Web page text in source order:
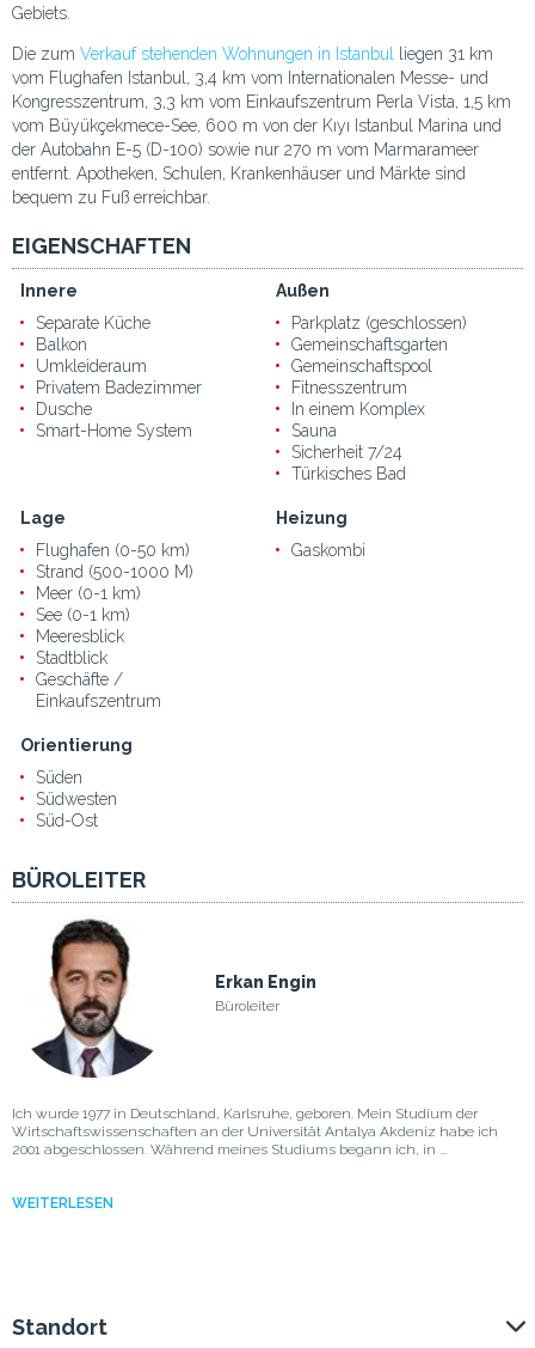
Gebiets.
Die zum Verkauf stehenden Wohnungen in Istanbul
liegen 31 km
vom Flughafen Istanbul, 3,4 km vom Internationalen Messe- und
Kongresszentrum, 3,3 km vom Einkaufszentrum Perla Vista, 1,5 km
vom Büyükçekmece-See, 600 m von der Kıyı Istanbul Marina und
der Autobahn E-5 (D-100) sowie nur 270 m vom Marmarameer
entfernt. Apotheken, Schulen, Krankenhäuser und Märkte sind
bequem zu Fuß erreichbar.
EIGENSCHAFTEN
Innere
Separate Küche
Balkon
Umkleideraum
Privatem Badezimmer
Dusche
Smart-Home System
Außen
Parkplatz (geschlossen)
Gemeinschaftsgarten
Gemeinschaftspool
Fitnesszentrum
In einem Komplex
Sauna
Sicherheit 7/24
Türkisches Bad
Lage
Flughafen (0-50 km)
Strand (500-1000 M)
Meer (0-1 km)
See (0-1 km)
Meeresblick
Stadtblick
Geschäfte /
Einkaufszentrum
Heizung
Gaskombi
Orientierung
Süden
Südwesten
Süd-Ost
BÜROLEITER
Erkan Engin
Büroleiter
Ich wurde 1977 in Deutschland, Karlsruhe, geboren. Mein Studium der
Wirtschaftswissenschaften an der Universität Antalya Akdeniz habe ich
2001 abgeschlossen. Während meines Studiums begann ich, in ...
WEITERLESEN
Standort